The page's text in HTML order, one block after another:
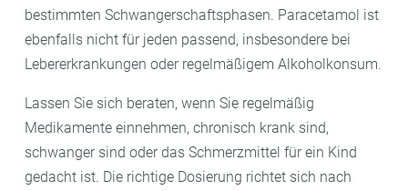
bestimmten Schwangerschaftsphasen. Paracetamol ist
ebenfalls nicht für jeden passend, insbesondere bei
Lebererkrankungen oder regelmäßigem Alkoholkonsum.
Lassen Sie sich beraten, wenn Sie regelmäßig
Medikamente einnehmen, chronisch krank sind,
schwanger sind oder das Schmerzmittel für ein Kind
gedacht ist. Die richtige Dosierung richtet sich nach